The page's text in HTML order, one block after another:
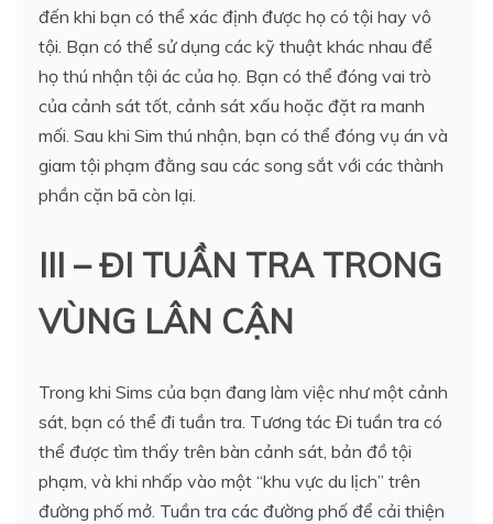
đến khi bạn có thể xác định được họ có tội hay vô
tội. Bạn có thể sử dụng các kỹ thuật khác nhau để
họ thú nhận tội ác của họ. Bạn có thể đóng vai trò
của cảnh sát tốt, cảnh sát xấu hoặc đặt ra manh
mối. Sau khi Sim thú nhận, bạn có thể đóng vụ án và
giam tội phạm đằng sau các song sắt với các thành
phần cặn bã còn lại.
III – ĐI TUẦN TRA TRONG
VÙNG LÂN CẬN
Trong khi Sims của bạn đang làm việc như một cảnh
sát, bạn có thể đi tuần tra. Tương tác Đi tuần tra có
thể được tìm thấy trên bàn cảnh sát, bản đồ tội
phạm, và khi nhấp vào một “khu vực du lịch” trên
đường phố mở. Tuần tra các đường phố để cải thiện